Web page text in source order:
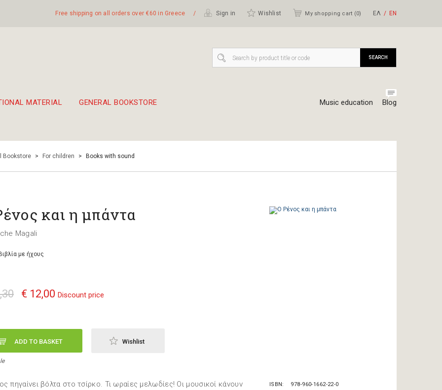
Free shipping on all orders over €60 in Greece / Sign in Wishlist My shopping cart (0) ΕΛ ΕΝ
MATERIAL GENERAL BOOKSTORE Music education Blog
SEARCH
Bookstore > For children > Books with sound
και η μπάντα
Magali
με ήχους
€ 12,00 Discount price
ADD TO BASKET Wishlist
πηγαίνει βόλτα στο τσίρκο. Τι ωραίες μελωδίες! Οι μουσικοί κάνουν
ISBN 978-960-1662-22-0